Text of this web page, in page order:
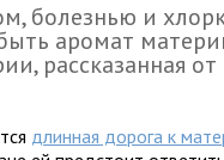
болезнью и
аромат
рассказанная
длинная дорога к